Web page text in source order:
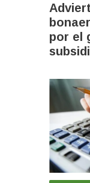
por el